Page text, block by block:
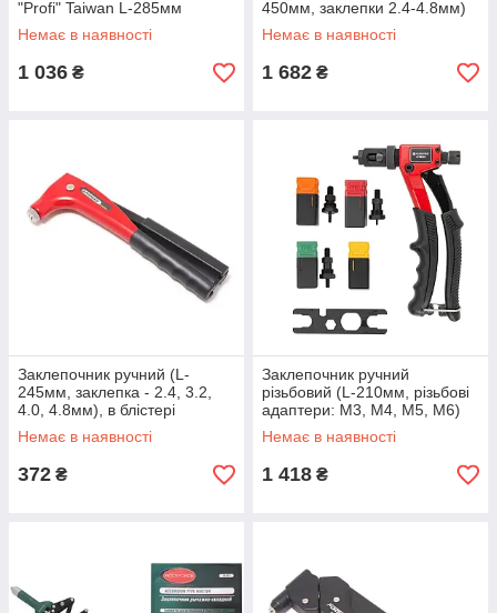
"Profi" Taiwan L-285мм
заклепки 2.4-4.8мм
Немає в наявності
1 036 ₴
450мм, заклепки 2.4-4.8мм)
Немає в наявності
1 682 ₴
Заклепочник ручний (L-
245мм, заклепка - 2.4, 3.2,
4.0, 4.8мм), в блістері
Немає в наявності
372 ₴
Заклепочник ручний
різьбовий (L-210мм, різьбові
адаптери: М3, М4, М5, М6)
Немає в наявності
1 418 ₴